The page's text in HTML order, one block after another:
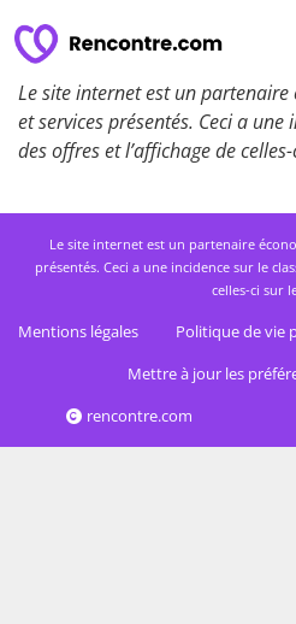
Le site internet est un
et services présentés. Ceci a
des offres et l’affichage de
Le site internet est un partenaire
présentés. Ceci a une incidence sur le
celles-ci sur
Mentions légales Politique de vie
Mettre à jour les
rencontre.com